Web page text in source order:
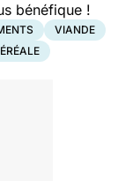
bénéfique !
VIANDE